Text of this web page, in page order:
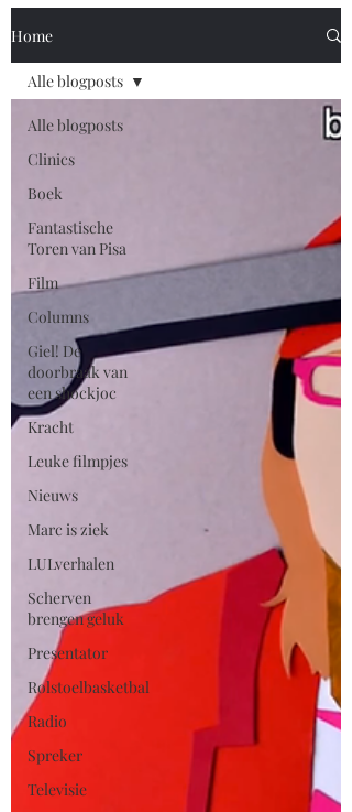
Home
Alle blogposts
Clinics
Boek
Fantastische
Toren van Pisa
Film
Columns
Giel! De
doorbraak van
een shockjoc
Kracht
Leuke filmpjes
Nieuws
Marc is ziek
LULverhalen
Scherven
brengen geluk
Presentator
Rolstoelbasketbal
Radio
Spreker
Televisie
Alle blogposts